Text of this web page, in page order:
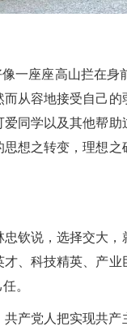
一座座高山拦在
从容地接受自己
同学以及其他帮
想之转变，理想
钦说，选择交大
、科技精英、产
。
产党人把实现共